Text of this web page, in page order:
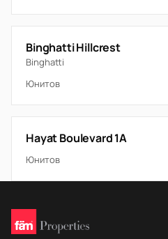
Binghatti Hillcrest
Binghatti
Юнитов
Hayat Boulevard 1A
Юнитов